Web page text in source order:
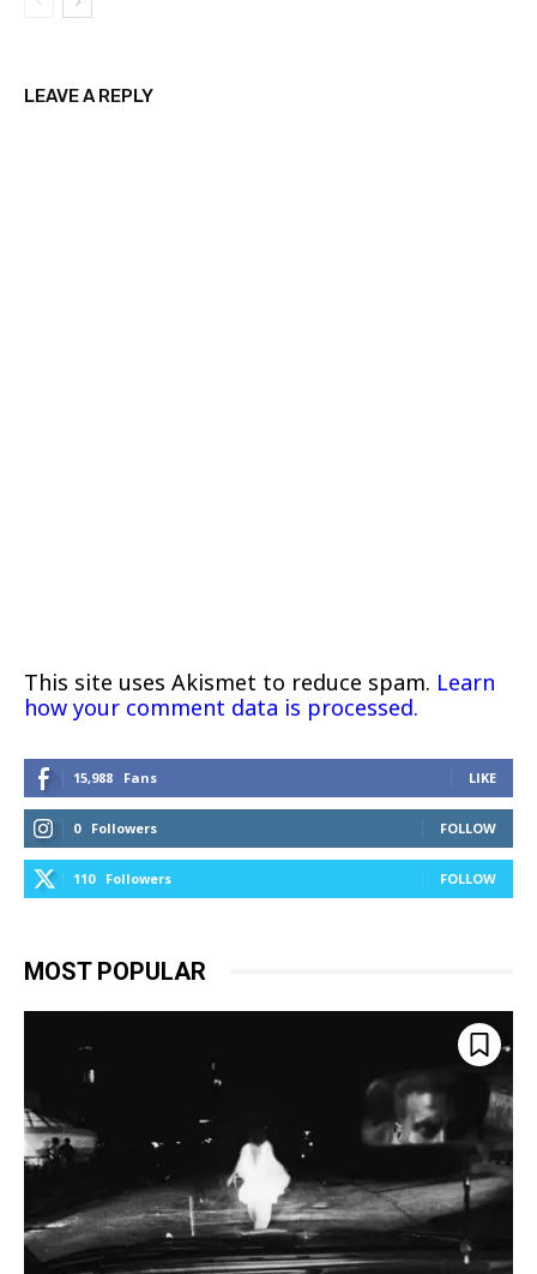
LEAVE A REPLY
This site uses Akismet to reduce spam. Learn
how your comment data is processed.
15,988 Fans LIKE
0 Followers FOLLOW
110 Followers FOLLOW
MOST POPULAR